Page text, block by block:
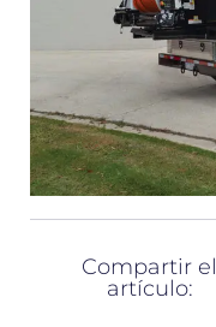
Compartir el
artículo: